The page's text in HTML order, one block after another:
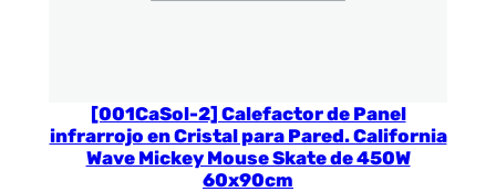
[001CaSol-2] Calefactor de Panel
infrarrojo en Cristal para Pared. California
Wave Mickey Mouse Skate de 450W
60x90cm